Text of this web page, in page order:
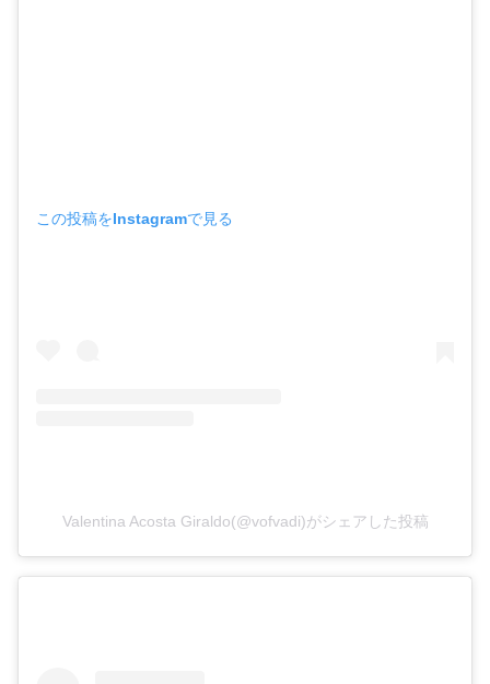
この投稿をInstagramで見る
Valentina Acosta Giraldo(@vofvadi)がシェアした投稿